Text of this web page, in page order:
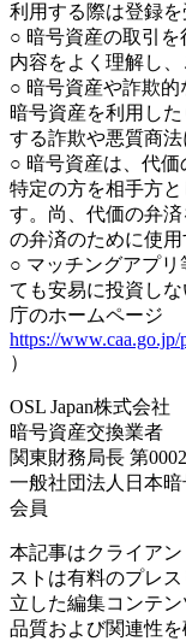
利用する際は登録を
○ 暗号資産の取引を
内容をよく理解し
○ 暗号資産や詐欺的
暗号資産を利用し
する詐欺や悪質商法
○ 暗号資産は、代
特定の方を相手方
す。尚、代価の弁
の弁済のために使用
○ マッチングアプ
ても安易に投資し
庁のホームページ
https://www.caa.go.jp/
）
OSL Japan株式会社
暗号資産交換業者
関東財務局長 第
一般社団法人日本
会員
本記事はクライア
ストは有料のプレス
立した編集コンテ
品質および関連性